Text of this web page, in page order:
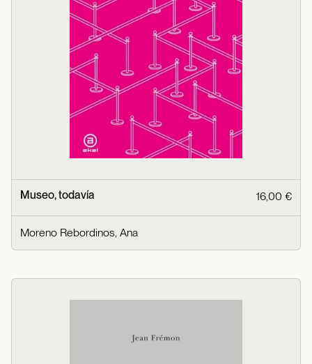
Museo, todavía 16,00 €
Moreno Rebordinos, Ana